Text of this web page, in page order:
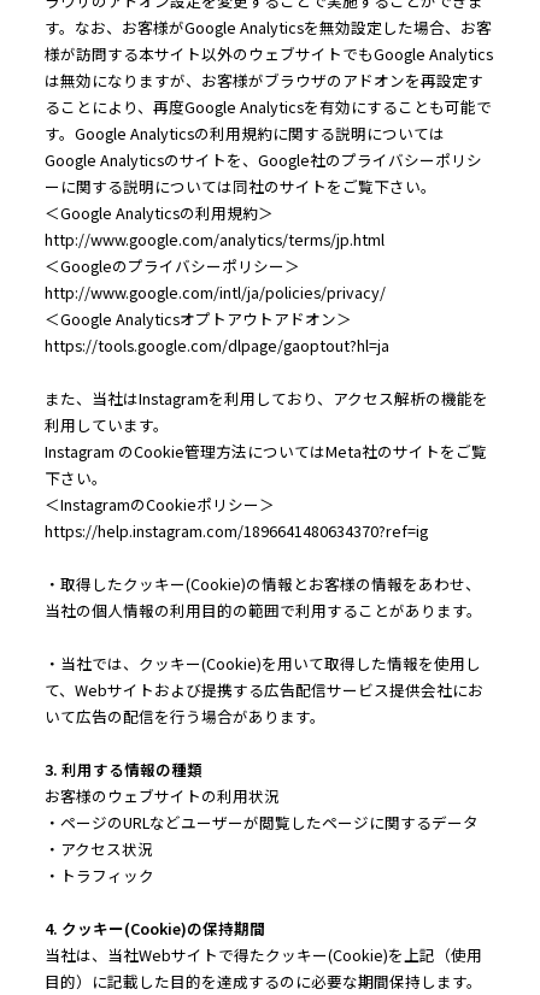
す。なお、お客様がGoogle Analyticsを無効設定した場合、お客
様が訪問する本サイト以外のウェブサイトでもGoogle Analytics
は無効になりますが、お客様がブラウザのアドオンを再設定す
ることにより、再度Google Analyticsを有効にすることも可能で
す。Google Analyticsの利用規約に関する説明については
Google Analyticsのサイトを、Google社のプライバシーポリシ
ーに関する説明については同社のサイトをご覧下さい。
＜Google Analyticsの利用規約＞
http://www.google.com/analytics/terms/jp.html
＜Googleのプライバシーポリシー＞
http://www.google.com/intl/ja/policies/privacy/
＜Google Analyticsオプトアウトアドオン＞
https://tools.google.com/dlpage/gaoptout?hl=ja
また、当社はInstagramを利用しており、アクセス解析の機能を
利用しています。
Instagram のCookie管理方法についてはMeta社のサイトをご覧
下さい。
＜InstagramのCookieポリシー＞
https://help.instagram.com/1896641480634370?ref=ig
・取得したクッキー(Cookie)の情報とお客様の情報をあわせ、
当社の個人情報の利用目的の範囲で利用することがあります。
・当社では、クッキー(Cookie)を用いて取得した情報を使用し
て、Webサイトおよび提携する広告配信サービス提供会社にお
いて広告の配信を行う場合があります。
3. 利用する情報の種類
お客様のウェブサイトの利用状況
・ページのURLなどユーザーが閲覧したページに関するデータ
・アクセス状況
・トラフィック
4. クッキー(Cookie)の保持期間
当社は、当社Webサイトで得たクッキー(Cookie)を上記（使用
目的）に記載した目的を達成するのに必要な期間保持します。